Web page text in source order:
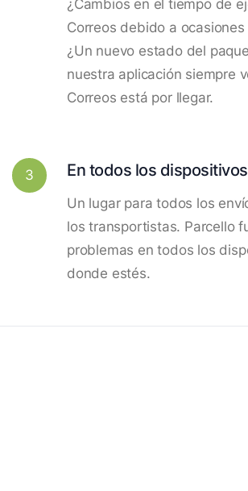
¿Cambios en el tiempo de
Correos debido a
¿Un nuevo estado del
nuestra aplicación siempre
Correos está por llegar.
3 En todos los dispositivos
Un lugar para todos los
los transportistas. Parcello
problemas en todos los
donde estés.